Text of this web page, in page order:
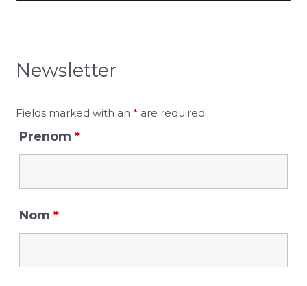
c
f
o
Newsletter
Fields marked with an* are required
Prenom*
Nom*